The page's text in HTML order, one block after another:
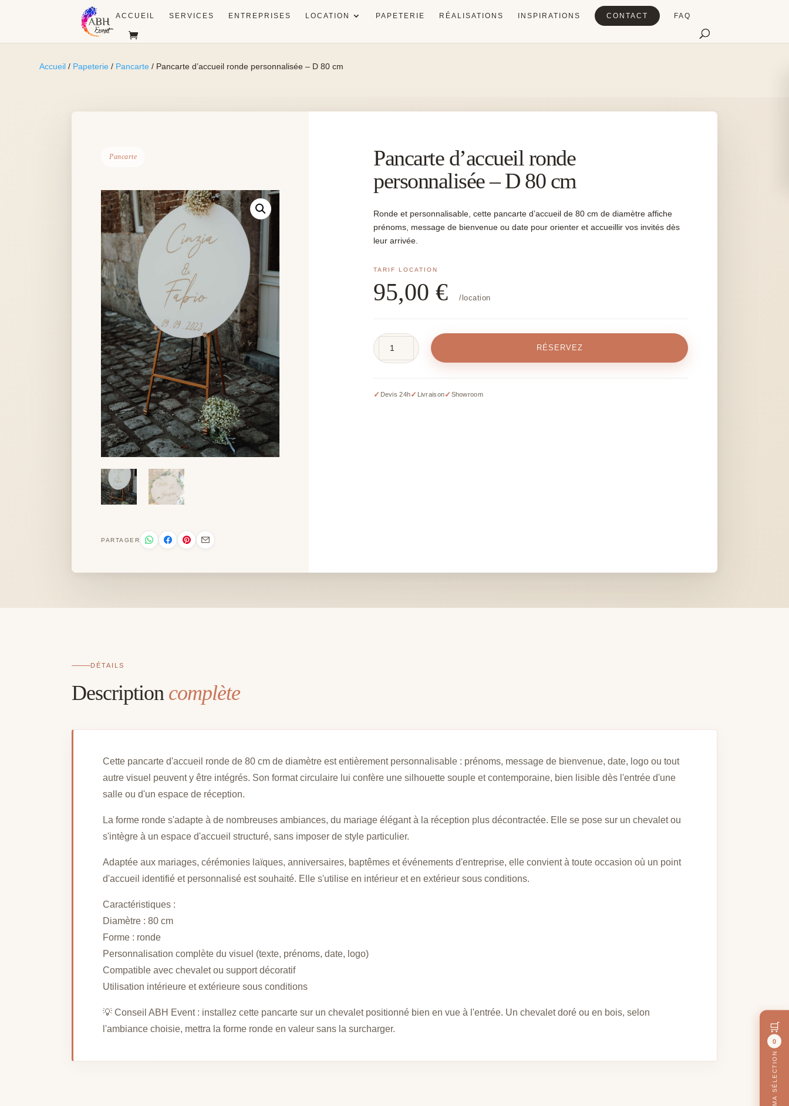
ACCUEIL SERVICES ENTREPRISES LOCATION PAPETERIE RÉALISATIONS INSPIRATIONS CONTACT FAQ
Accueil / Papeterie / Pancarte / Pancarte d’accueil ronde personnalisée – D 80 cm
Pancarte
PARTAGER
Pancarte d’accueil ronde
personnalisée – D 80 cm
Ronde et personnalisable, cette pancarte d’accueil de 80 cm de diamètre affiche
prénoms, message de bienvenue ou date pour orienter et accueillir vos invités dès
leur arrivée.
95,00€ /location
ronde
RÉSERVEZ
✓ Devis 24h✓ Livraison✓ Showroom
DÉTAILS
Description complète
Cette pancarte d'accueil ronde de 80 cm de diamètre est entièrement personnalisable : prénoms, message de bienvenue, date, logo ou tout
autre visuel peuvent y être intégrés. Son format circulaire lui confère une silhouette souple et contemporaine, bien lisible dès l'entrée d'une
salle ou d'un espace de réception.
La forme ronde s'adapte à de nombreuses ambiances, du mariage élégant à la réception plus décontractée. Elle se pose sur un chevalet ou
s'intègre à un espace d'accueil structuré, sans imposer de style particulier.
Adaptée aux mariages, cérémonies laïques, anniversaires, baptêmes et événements d'entreprise, elle convient à toute occasion où un point
d'accueil identifié et personnalisé est souhaité. Elle s'utilise en intérieur et en extérieur sous conditions.
Caractéristiques :
Diamètre : 80 cm
Forme : ronde
Personnalisation complète du visuel (texte, prénoms, date, logo)
Compatible avec chevalet ou support décoratif
Utilisation intérieure et extérieure sous conditions
💡 Conseil ABH Event : installez cette pancarte sur un chevalet positionné bien en vue à l'entrée. Un chevalet doré ou en bois, selon
l'ambiance choisie, mettra la forme ronde en valeur sans la surcharger.
🛒
0
MA SÉLECTION